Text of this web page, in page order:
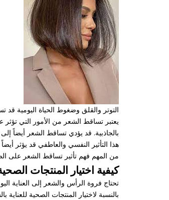
التوتر والقلق وضغوط الحياة اليومية
يعتبر تساقط الشعر من الأمور التي
بالجاذبية. قد يؤدي تساقط الشعر أيضاً
هذا التأثير النفسي والعاطفي قد يؤثر
من المهم فهم تأثير تساقط الشعر على
كيفية اختيار المنتجات
تحتاج فروة الرأس والشعر إلى العناية
بالنسبة لاختيار المنتجات الصحية